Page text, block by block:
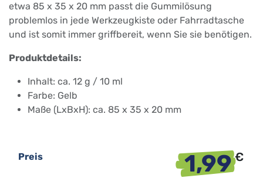
etwa 85 x 35 x 20 mm passt die Gummilösung
problemlos in jede Werkzeugkiste oder Fahrradtasche
und ist somit immer griffbereit, wenn Sie sie benötigen.
Produktdetails:
Inhalt: ca. 12 g / 10 ml
Farbe: Gelb
Maße (LxBxH): ca. 85 x 35 x 20 mm
Preis 1,99€